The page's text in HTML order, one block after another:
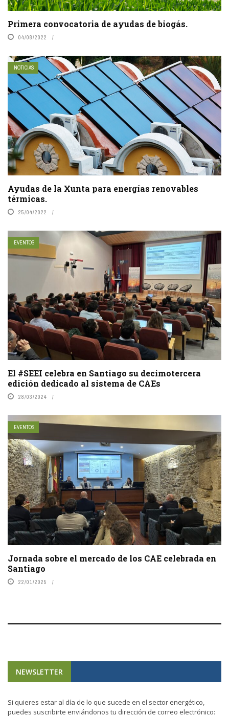
Primera convocatoria de ayudas de biogás.
04/08/2022
NOTICIAS
Ayudas de la Xunta para energías renovables
térmicas.
25/04/2022
EVENTOS
El #SEEI celebra en Santiago su decimotercera
edición dedicado al sistema de CAEs
28/03/2024
EVENTOS
Jornada sobre el mercado de los CAE celebrada en
Santiago
22/01/2025
NEWSLETTER
Si quieres estar al día de lo que sucede en el sector energético,
puedes suscribirte enviándonos tu dirección de correo electrónico: